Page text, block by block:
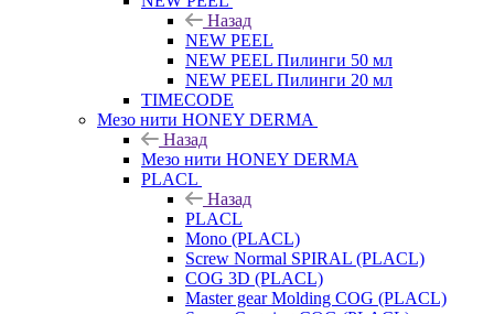
Назад
NEW PEEL
NEW PEEL Пилинги 50 мл
NEW PEEL Пилинги 20 мл
TIMECODE
Мезо нити HONEY DERMA
Назад
Мезо нити HONEY DERMA
PLACL
Назад
PLACL
Mono (PLACL)
Screw Normal SPIRAL (PLACL)
COG 3D (PLACL)
Master gear Molding COG (PLACL)